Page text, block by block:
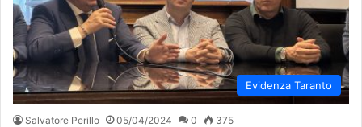
Evidenza Taranto
Salvatore Perillo 05/04/2024 0 375